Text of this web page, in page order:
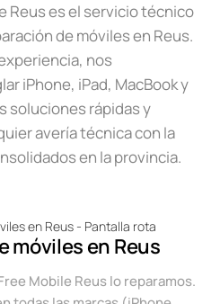
Reus es el servicio técnico
de móviles en Reus.
nos
iPhone, iPad, MacBook y
soluciones rápidas y
avería técnica con la
en la provincia.
móviles en Reus
Mobile Reus lo reparamos.